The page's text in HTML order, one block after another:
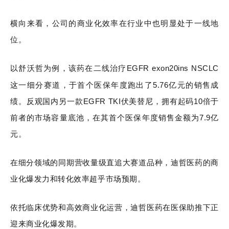
横向来看，公司的商业化效率在行业中也明显处于一线地
位。
以舒沃哲为例，该药在二线治疗EGFR exon20ins NSCLC
这一细分赛道，于首个医保年度跑出了5.76亿元的销售成
绩。反观国内另一款EGFR TKI伏美替尼，拥有起码10倍于
前者的市场容量底池，在其首个医保年度销售金额为7.9亿
元。
在细分领域的同期营收量级直追大赛道品种，迪哲医药的商
业化爆发力和转化效率超乎市场预期。
依托临床优势和高效商业化运营，迪哲医药在医保助推下正
迎来商业化爆发期。